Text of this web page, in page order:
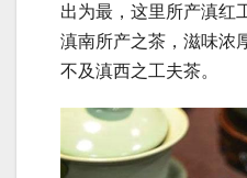
出为最，这里所产滇红
滇南所产之茶，滋味浓
不及滇西之工夫茶。